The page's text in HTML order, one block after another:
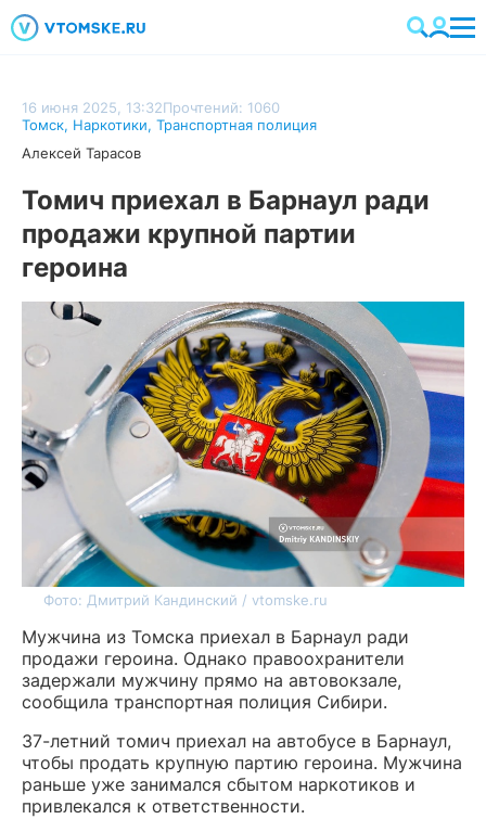
16 июня 2025, 13:32Прочтений: 1060
Томск, Наркотики, Транспортная полиция
Алексей Тарасов
Томич приехал в Барнаул ради
продажи крупной партии
героина
Фото: Дмитрий Кандинский / vtomske.ru
Мужчина из Томска приехал в Барнаул ради
продажи героина. Однако правоохранители
задержали мужчину прямо на автовокзале,
сообщила транспортная полиция Сибири.
37-летний томич приехал на автобусе в Барнаул,
чтобы продать крупную партию героина. Мужчина
раньше уже занимался сбытом наркотиков и
привлекался к ответственности.